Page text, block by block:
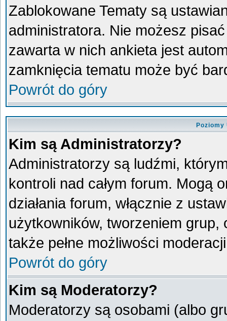
Zablokowane Tematy są
administratora. Nie możesz
zawarta w nich ankieta jest
zamknięcia tematu może być
Powrót do góry
Kim są Administratorzy?
Administratorzy są ludźmi,
kontroli nad całym forum. Mogą
działania forum, włącznie z
użytkowników, tworzeniem
także pełne możliwości
Powrót do góry
Kim są Moderatorzy?
Moderatorzy są osobami (albo